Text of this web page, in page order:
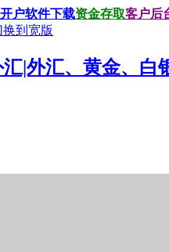
户软件下载资金存取客户后
换到宽版